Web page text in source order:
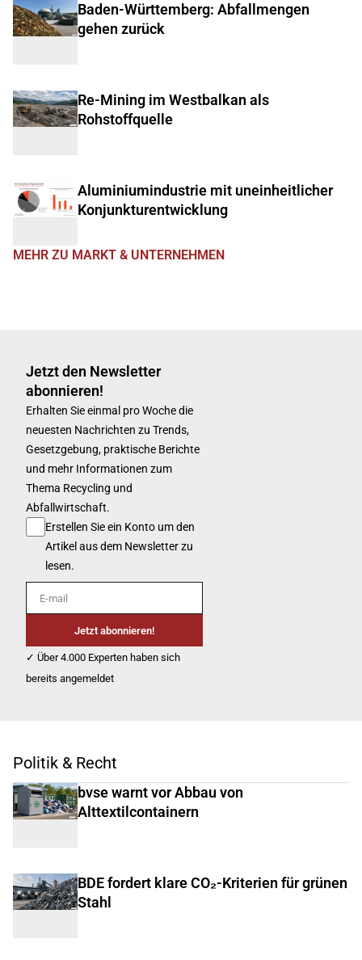
Baden-Württemberg: Abfallmengen
gehen zurück
Re-Mining im Westbalkan als
Rohstoffquelle
Aluminiumindustrie mit uneinheitlicher
Konjunkturentwicklung
MEHR ZU MARKT & UNTERNEHMEN
Jetzt den Newsletter
abonnieren!
Erhalten Sie einmal pro Woche die
neuesten Nachrichten zu Trends,
Gesetzgebung, praktische Berichte
und mehr Informationen zum
Thema Recycling und
Abfallwirtschaft.
Erstellen Sie ein Konto um den
Artikel aus dem Newsletter zu
lesen.
E-mail
Jetzt abonnieren!
✓ Über 4.000 Experten haben sich
bereits angemeldet
Politik & Recht
bvse warnt vor Abbau von
Alttextilcontainern
BDE fordert klare CO₂-Kriterien für grünen
Stahl